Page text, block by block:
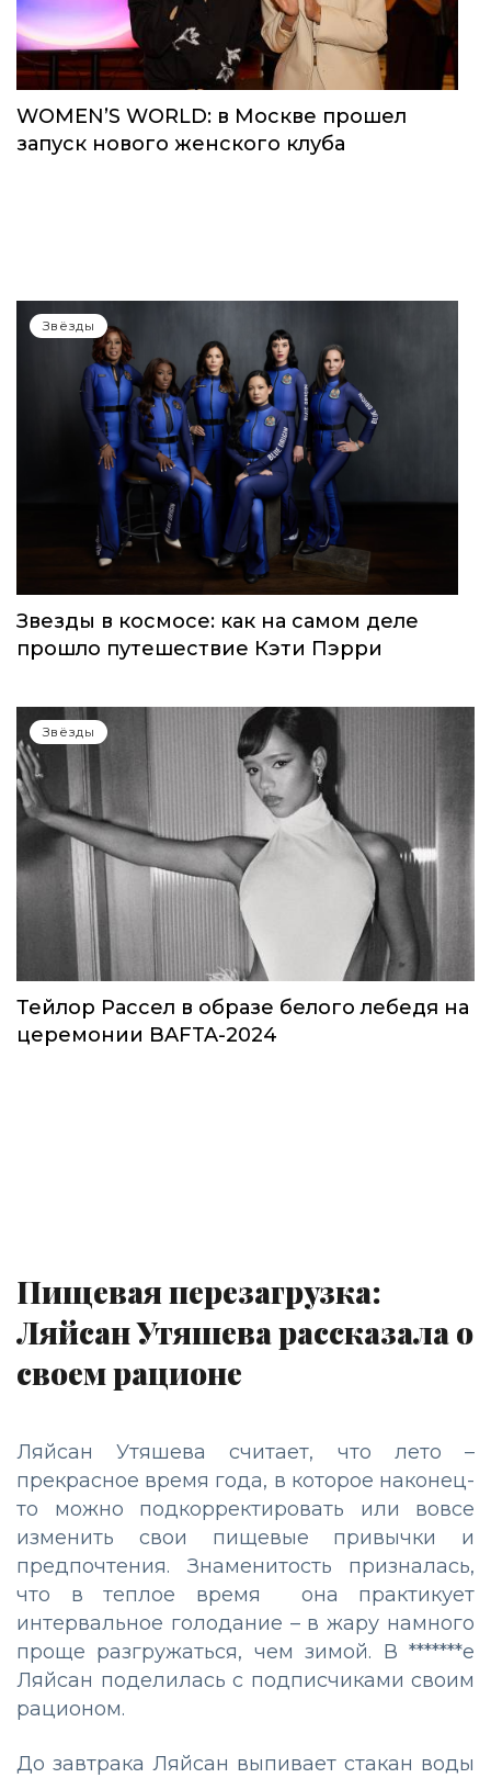
WOMEN’S WORLD: в Москве прошел
запуск нового женского клуба
Звёзды
Звезды в космосе: как на самом деле
прошло путешествие Кэти Пэрри
Звёзды
Тейлор Рассел в образе белого лебедя на
церемонии BAFTA-2024
Пищевая перезагрузка:
Ляйсан Утяшева рассказала о
своем рационе
Ляйсан Утяшева считает, что лето –
прекрасное время года, в которое наконец-
то можно подкорректировать или вовсе
изменить свои пищевые привычки и
предпочтения. Знаменитость призналась,
что в теплое время она практикует
интервальное голодание – в жару намного
проще разгружаться, чем зимой. В *******е
Ляйсан поделилась с подписчиками своим
рационом.
До завтрака Ляйсан выпивает стакан воды